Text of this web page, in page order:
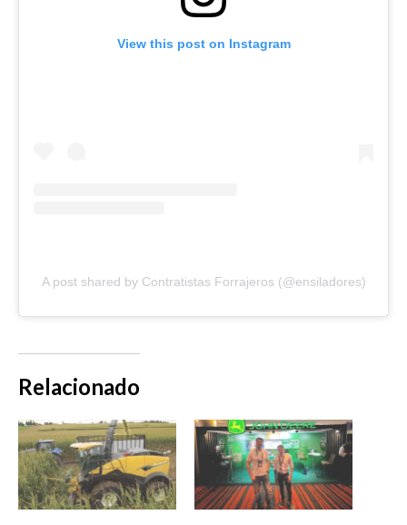
View this post on Instagram
A post shared by Contratistas Forrajeros (@ensiladores)
Relacionado